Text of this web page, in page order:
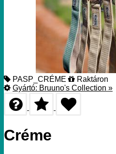
PASP_CRÉME
Raktáron
Gyártó: Bruuno's Collection »
Créme